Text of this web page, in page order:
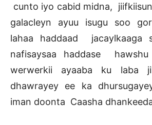
cunto iyo cabid midna,
galacleyn ayuu isugu soo
lahaa haddaad jacaylkaaga
nafisaysaa haddase
werwerkii ayaaba ku laba
dhawrayey ee ka
iman doonta Caasha